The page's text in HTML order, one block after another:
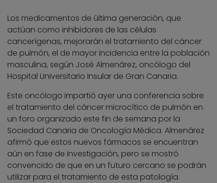
Los medicamentos de última generación, que
actúan como inhibidores de las células
cancerígenas, mejorarán el tratamiento del cáncer
de pulmón, el de mayor incidencia entre la población
masculina, según José Almenárez, oncólogo del
Hospital Universitario Insular de Gran Canaria.
Este oncólogo impartió ayer una conferencia sobre
el tratamiento del cáncer microcítico de pulmón en
un foro organizado este fin de semana por la
Sociedad Canaria de Oncología Médica. Almenárez
afirmó que estos nuevos fármacos se encuentran
aún en fase de investigación, pero se mostró
convencido de que en un futuro cercano se podrán
utilizar para el tratamiento de esta patología.